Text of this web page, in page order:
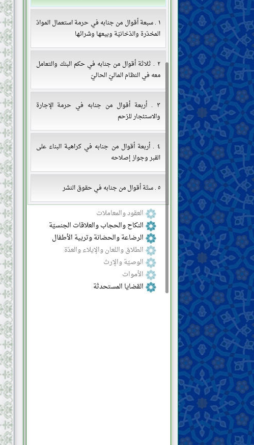
١ . سبعة أقوال من جنابه في حرمة استعمال الموادّ
المخدّرة والدّخانيّة وبيعها وشرائها
٢ . ثلاثة أقوال من جنابه في حكم البنك والتعامل
معه في النظام الماليّ الحاليّ
٣ . أربعة أقوال من جنابه في حرمة الإجارة
والاستئجار للرّحم
٤ . أربعة أقوال من جنابه في كراهية البناء على
القبر وجواز إصلاحه
٥ . ستّة أقوال من جنابه في حقوق النشر
العقود والمعاملات
النكاح والحجاب والعلاقات الجنسيّة
الرضاعة والحضانة وتربية الأطفال
الطلاق واللعان والإيلاء والعدّة
الوصيّة والإرث
الأموات
القضايا المستحدثة